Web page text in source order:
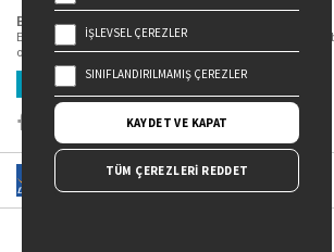
Bizi Takip Edin...
En güncel kitap ve etkinliklerden haberdar olmak için
olun.
Üye Ol
İŞLEVSEL ÇEREZLER
SINIFLANDIRILMAMIŞ ÇEREZLER
KAYDET VE KAPAT
TÜM ÇEREZLERİ REDDET